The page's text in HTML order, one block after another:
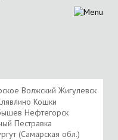
Волжский Жигулевск
Кошки
Нефтегорск
Пестравка
(Самарская обл.)